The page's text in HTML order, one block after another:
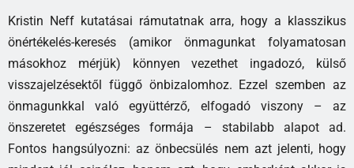
Kristin Neff kutatásai rámutatnak arra, hogy a klasszikus
önértékelés-keresés (amikor önmagunkat folyamatosan
másokhoz mérjük) könnyen vezethet ingadozó, külső
visszajelzésektől függő önbizalomhoz. Ezzel szemben az
önmagunkkal való együttérző, elfogadó viszony – az
önszeretet egészséges formája – stabilabb alapot ad.
Fontos hangsúlyozni: az önbecsülés nem azt jelenti, hogy